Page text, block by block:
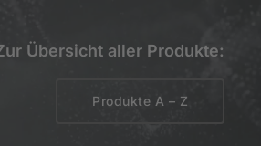
Übersicht aller Produkte:
Produkte A – Z